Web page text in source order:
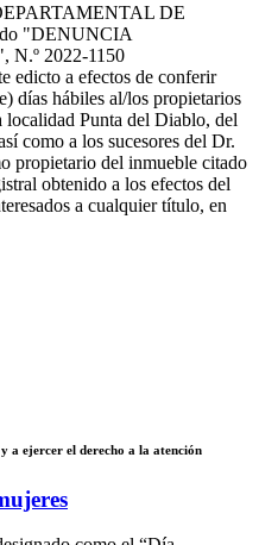
DE
"DENUNCIA
N.º 2022-1150
edicto a efectos de conferir
días hábiles al/los propietarios
localidad Punta del Diablo, del
como a los sucesores del Dr.
propietario del inmueble citado
obtenido a los efectos del
a cualquier título, en
a ejercer el derecho a la atención